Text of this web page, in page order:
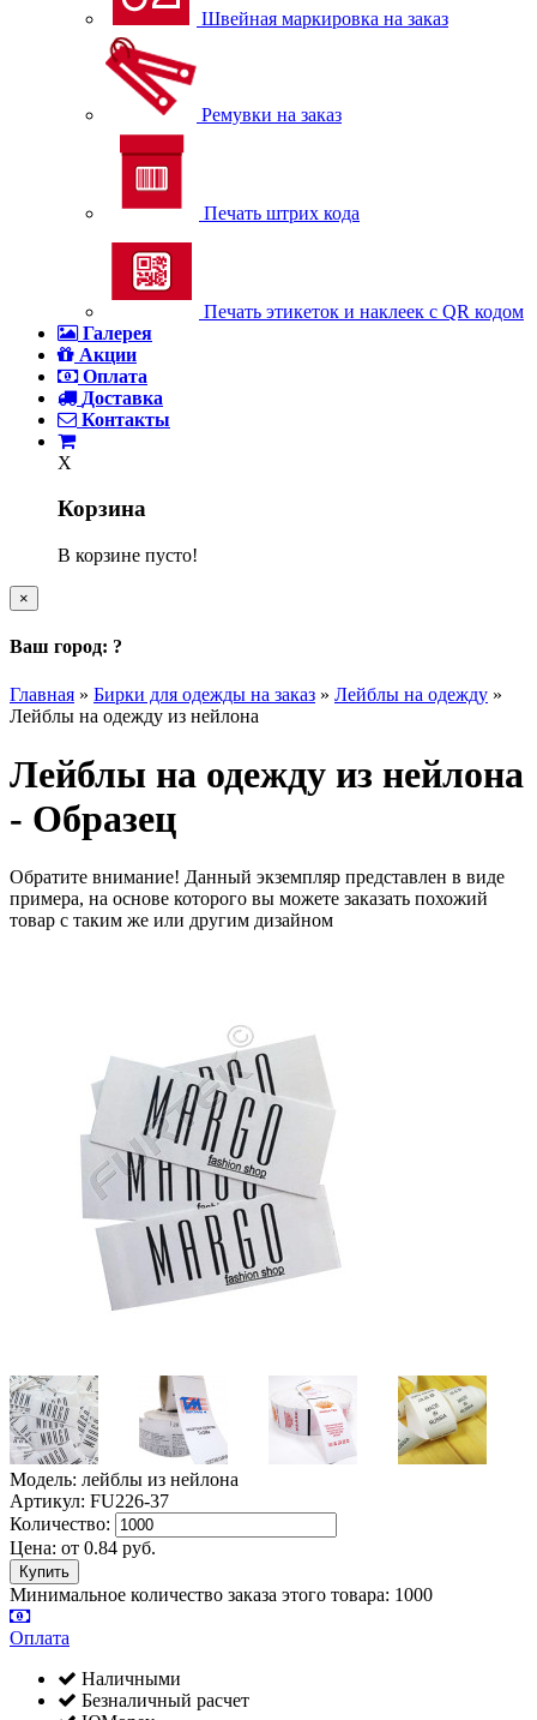
Швейная маркировка на заказ
Ремувки на заказ
Печать штрих кода
Печать этикеток и наклеек с QR кодом
Галерея
Акции
Оплата
Доставка
Контакты
X
Корзина
В корзине пусто!
×
Ваш город: ?
Главная » Бирки для одежды на заказ » Лейблы на одежду »
Лейблы на одежду из нейлона
Лейблы на одежду из нейлона
- Образец
Обратите внимание! Данный экземпляр представлен в виде
примера, на основе которого вы можете заказать похожий
товар с таким же или другим дизайном
Модель: лейблы из нейлона
Артикул: FU226-37
Количество:
Цена: от 0.84 руб.
Минимальное количество заказа этого товара: 1000
Оплата
Наличными
Безналичный расчет